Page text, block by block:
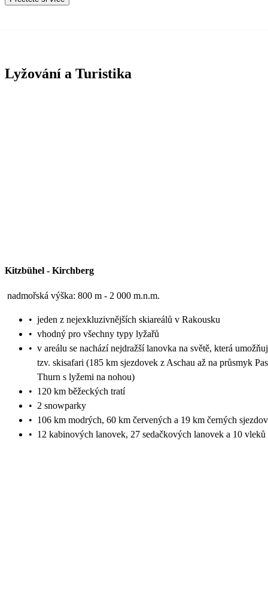
Lyžování a Turistika
Kitzbühel - Kirchberg
nadmořská výška: 800 m - 2 000 m.n.m.
• jeden z nejexkluzivnějších skiareálů v Rakousku
• vhodný pro všechny typy lyžařů
• v areálu se nachází nejdražší lanovka na světě, která
tzv. skisafari (185 km sjezdovek z Aschau až na průsmyk
Thurn s lyžemi na nohou)
• 120 km běžeckých tratí
• 2 snowparky
• 106 km modrých, 60 km červených a 19 km černých
• 12 kabinových lanovek, 27 sedačkových lanovek a 10 vleků